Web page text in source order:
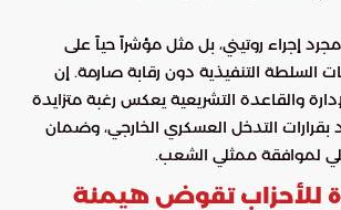
إجراء روتيني، بل مثل مؤشراً حياً على
السلطة التنفيذية دون رقابة صارمة. إن
والقاعدة التشريعية يعكس رغبة متزايدة
بقرارات التدخل العسكري الخارجي، وضمان
لموافقة ممثلي الشعب.
للأحزاب تقوض هيمنة